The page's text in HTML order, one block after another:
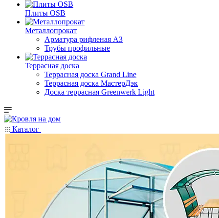
Плиты OSB
Металлопрокат
Арматура рифленая АЗ
Трубы профильные
Террасная доска
Террасная доска Grand Line
Террасная доска МастерДэк
Доска террасная Greenwerk Light
Каталог